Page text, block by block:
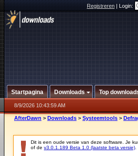
Registreren|Login:
Startpagina Downloads Top
8/9/2026 10:43:59 AM
AfterDawn > Downloads > Systeemtools >
Dit is een oude versie van deze software. Je
of de v3.0.1.189 Beta 1.0 (laatste beta versie)